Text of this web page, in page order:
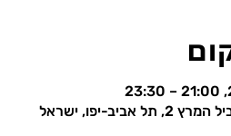
אביב-יפו, ישראל